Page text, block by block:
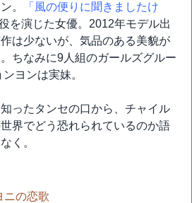
。
「風の便りに聞きましたけ
を演じた女優。2012年モデル出
は少ないが、気品のある美貌が
ちなみに9人組のガールズグルー
ヨンは実妹。
ったタンセの口から、チャイル
界でどう恐れられているのか語
く。
の恋歌